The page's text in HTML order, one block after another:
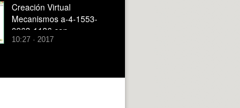
Creación Virtual
Mecanismos a-4-1553-
0963-1136 con
Solidworks - 5 de 9
10:27 · 2017